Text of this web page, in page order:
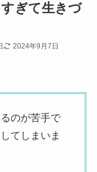
ぎて生きづ
2024年9月7日
のが苦手で
てしまいま